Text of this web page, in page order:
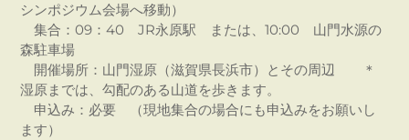
シンポジウム会場へ移動）
集合：09：40 JR永原駅 または、10:00 山門水源の
森駐車場
開催場所：山門湿原（滋賀県長浜市）とその周辺 ＊
湿原までは、勾配のある山道を歩きます。
申込み：必要 （現地集合の場合にも申込みをお願いし
ます）